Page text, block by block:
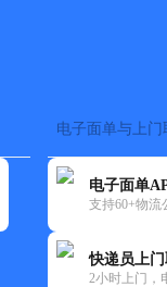
电子面单与上门
电子面单
支持60+物流
快递员上
2小时上门，
快递时效